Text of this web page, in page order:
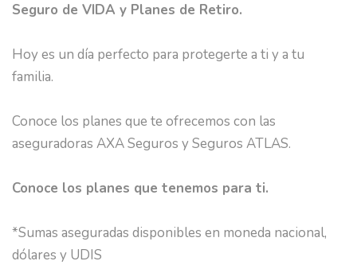
Seguro de VIDA y Planes de Retiro.
Hoy es un día perfecto para protegerte a ti y a tu
familia.
Conoce los planes que te ofrecemos con las
aseguradoras AXA Seguros y Seguros ATLAS.
Conoce los planes que tenemos para ti.
*Sumas aseguradas disponibles en moneda nacional,
dólares y UDIS